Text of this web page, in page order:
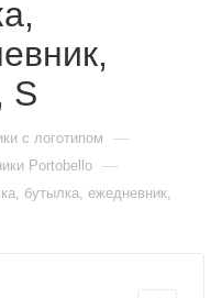
S
c логотипом —
Portobello —
бутылка, ежедневник,